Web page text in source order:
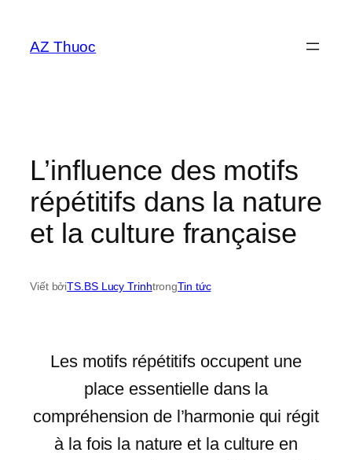
phầnAZ Thuoc
L’influence des motifs
répétitifs dans la nature
et la culture française
Viết bởiTS.BS Lucy TrinhtrongTin tức
Les motifs répétitifs occupent une
place essentielle dans la
compréhension de l’harmonie qui régit
à la fois la nature et la culture en